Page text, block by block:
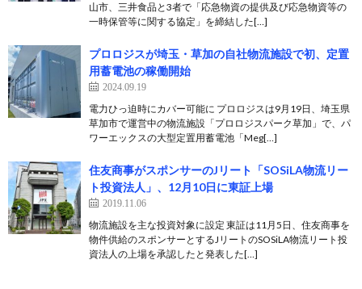
山市、三井食品と3者で「応急物資の提供及び応急物資等の
一時保管等に関する協定」を締結した[…]
プロロジスが埼玉・草加の自社物流施設で初、定置
用蓄電池の稼働開始
2024.09.19
電力ひっ迫時にカバー可能に プロロジスは9月19日、埼玉県
草加市で運営中の物流施設「プロロジスパーク草加」で、パ
ワーエックスの大型定置用蓄電池「Meg[…]
住友商事がスポンサーのJリート「SOSiLA物流リー
ト投資法人」、12月10日に東証上場
2019.11.06
物流施設を主な投資対象に設定 東証は11月5日、住友商事を
物件供給のスポンサーとするJリートのSOSiLA物流リート投
資法人の上場を承認したと発表した[…]